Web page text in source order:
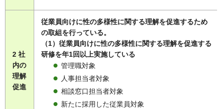
2 社
内の
理解
促進
従業員向けに性の多様性に関する理解を促進するため
の取組を行っている。
（1）従業員向けに性の多様性に関する理解を促進する
研修を年1回以上実施している
管理職対象
人事担当者対象
相談窓口担当者対象
新たに採用した従業員対象